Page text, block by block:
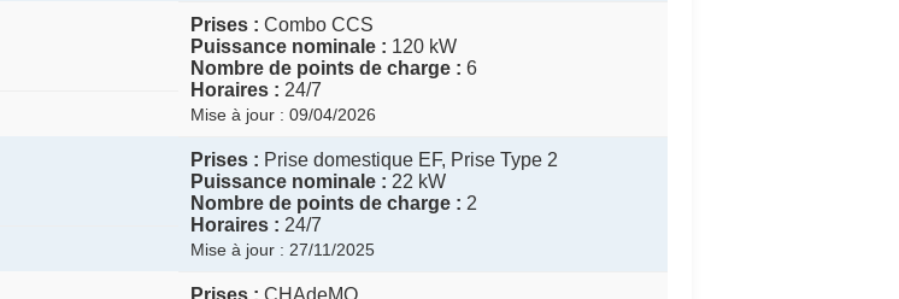
Prises : Combo CCS
Puissance nominale : 120 kW
Nombre de points de charge : 6
Horaires : 24/7
Mise à jour : 09/04/2026
Prises : Prise domestique EF, Prise Type 2
Puissance nominale : 22 kW
Nombre de points de charge : 2
Horaires : 24/7
Mise à jour : 27/11/2025